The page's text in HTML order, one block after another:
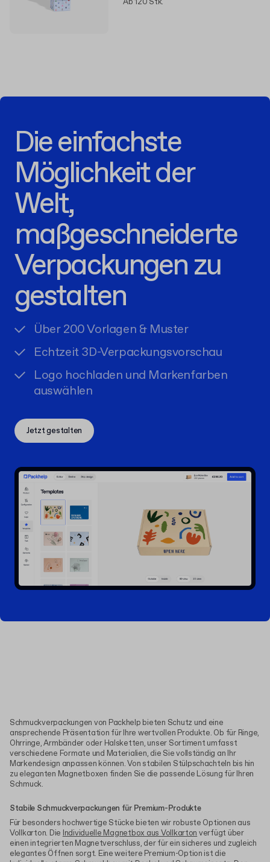
Ab 120 Stk.
Die einfachste
Möglichkeit der
Welt,
maßgeschneiderte
Verpackungen zu
gestalten
Über 200 Vorlagen & Muster
Echtzeit 3D-Verpackungsvorschau
Logo hochladen und Markenfarben
auswählen
Jetzt gestalten
Schmuckverpackungen von Packhelp bieten Schutz und eine
ansprechende Präsentation für Ihre wertvollen Produkte. Ob für Ringe,
Ohrringe, Armbänder oder Halsketten, unser Sortiment umfasst
verschiedene Formate und Materialien, die Sie vollständig an Ihr
Markendesign anpassen können. Von stabilen Stülpschachteln bis hin
zu eleganten Magnetboxen finden Sie die passende Lösung für Ihren
Schmuck.
Stabile Schmuckverpackungen für Premium-Produkte
Für besonders hochwertige Stücke bieten wir robuste Optionen aus
Vollkarton. Die Individuelle Magnetbox aus Vollkarton verfügt über
einen integrierten Magnetverschluss, der für ein sicheres und zugleich
elegantes Öffnen sorgt. Eine weitere Premium-Option ist die